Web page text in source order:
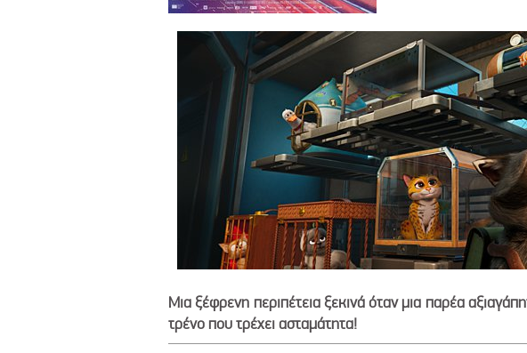
Μια ξέφρενη περιπέτεια ξεκινά όταν μια παρέα
τρένο που τρέχει ασταμάτητα!